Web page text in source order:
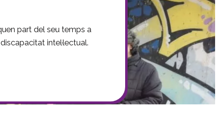
part del seu temps a
intel·lectual.